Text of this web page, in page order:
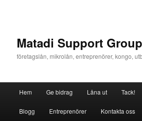
Matadi Support Group
företagslån, mikrolån, entreprenörer, kongo,
Hem Ge bidrag Låna ut Tack!
Blogg Entreprenörer Kontakta oss